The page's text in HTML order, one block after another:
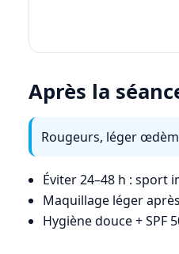
Après la
Rougeurs, léger
Éviter 24–48 h : sport
Maquillage léger
Hygiène douce + SPF